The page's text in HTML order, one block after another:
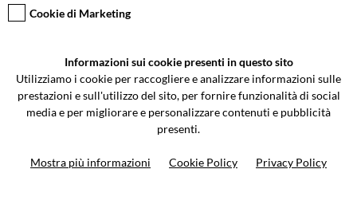
Via Galileo Galilei 5 | Verano Brianza (MB) 20843 | ITALY
0362-805407-info@valtermoto.com
Cookie di Marketing
Informazioni sui cookie presenti in questo sito
Utilizziamo i cookie per raccogliere e analizzare informazioni sulle
prestazioni e sull'utilizzo del sito, per fornire funzionalità di social
media e per migliorare e personalizzare contenuti e pubblicità
presenti.
Mostra più informazioni Cookie Policy Privacy Policy